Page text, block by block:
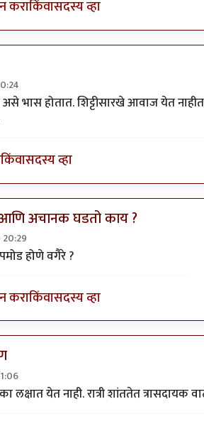
कराकिंवासदस्य व्हा
भास होतात. शिट्टीसारखे आवाज येत
किंवासदस्य व्हा
अचानक घडतो काय ?
संभाषणंbyतमराज किल्विष
होणे वगैरे ?
कराकिंवासदस्य व्हा
येत नाही. रात्री शांततेत त्रासदायक